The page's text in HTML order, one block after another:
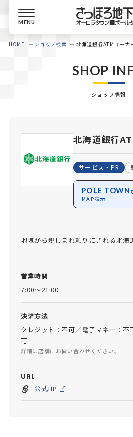
MENU
HOME ショップ検索 北海道銀行ATMコーナ
SHOP
ショップ情報
北海道銀行
サービス・PR
POLE TOWN
MAP表示
地域から親しまれ頼りにされる北海
営業時間
7:00～21:00
決済方法
クレジット：不可／電子マネー：不
可
詳細は店舗にお問い合わせください。
URL
公式HP